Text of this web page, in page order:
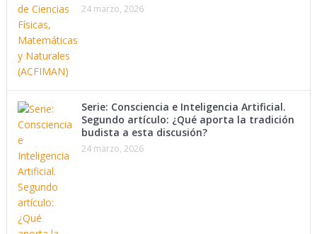
24 marzo, 2026
Serie: Consciencia e Inteligencia Artificial.
Segundo artículo: ¿Qué aporta la tradición
budista a esta discusión?
24 marzo, 2026